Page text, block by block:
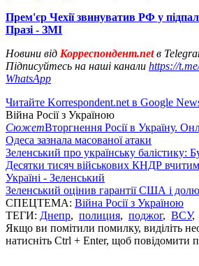
Прем'єр Чехії звинуватив РФ у
Празі - ЗМІ
Новини від Корреспондент.netв
Підписуйтесь на наші канали https://
WhatsApp
Читайте Korrespondent.net в Google
Війна Росії з Україною
СюжетВторгнення Росії в Україну.
Одеса зазнала масованої атаки
Зеленський про українську балістику:
Десятки тисяч військових КНДР
Україні - Зеленський
Зеленський оцінив гарантії США і
СПЕЦТЕМА: Війна Росії з Україною
ТЕГИ: Днепр, полиция, поджог, ВСУ,
Якщо ви помітили помилку, виділіть
натисніть Ctrl + Enter, щоб повідомити